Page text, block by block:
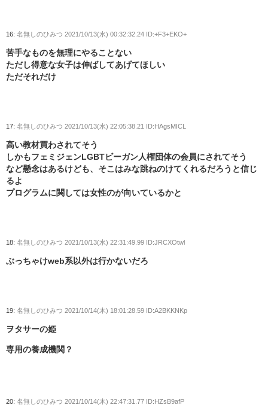
16: 名無しのひみつ 2021/10/13(水) 00:32:32.24 ID:+F3+EKO+
苦手なものを無理にやることない
ただし得意な女子は伸ばしてあげてほしい
ただそれだけ
17: 名無しのひみつ 2021/10/13(水) 22:05:38.21 ID:HAgsMICL
高い教材買わされてそう
しかもフェミジェンLGBTビーガン人権団体の会員にされてそう
など懸念はあるけども、そこはみな跳ねのけてくれるだろうと信じ
るよ
プログラムに関しては女性のが向いているかと
18: 名無しのひみつ 2021/10/13(水) 22:31:49.99 ID:JRCXOtwl
ぶっちゃけweb系以外は行かないだろ
19: 名無しのひみつ 2021/10/14(木) 18:01:28.59 ID:A2BKKNKp
ヲタサーの姫
専用の養成機関？
20: 名無しのひみつ 2021/10/14(木) 22:47:31.77 ID:HZsB9afP